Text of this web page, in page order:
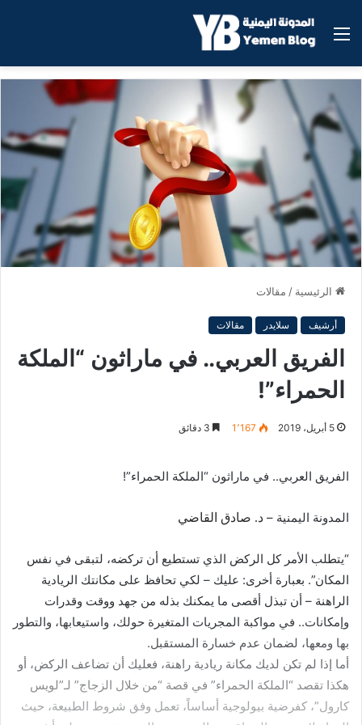
القائمة
الرئيسية / مقالات
أرشيف سلايدر مقالات
الفريق العربي.. في ماراثون “الملكة
الحمراء”!
5 أبريل، 2019 1٬167
الفريق العربي.. في ماراثون “الملكة الحمراء”!
المدونة اليمنية – د. صادق القاضي
“يتطلب الأمر كل الركض الذي تستطيع أن تركضه، لتبقى في نفس
المكان”. بعبارة أخرى: عليك – لكي تحافظ على مكانتك الريادية
الراهنة – أن تبذل أقصى ما يمكنك بذله من جهد ووقت وقدرات
وإمكانات.. في مواكبة المجريات المتغيرة حولك، واستيعابها، والتطور
بها ومعها، لضمان عدم خسارة المستقبل.
أما إذا لم تكن لديك مكانة ريادية راهنة، فعليك أن تضاعف الركض، أو
هكذا تقصد “الملكة الحمراء” في قصة “من خلال الزجاج” لـ”لويس
كارول”، كفرضية بيولوجية أساساً، تعمل وفق شروط الطبيعة، حيث